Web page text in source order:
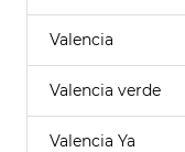
Valencia
Valencia verde
Valencia Ya